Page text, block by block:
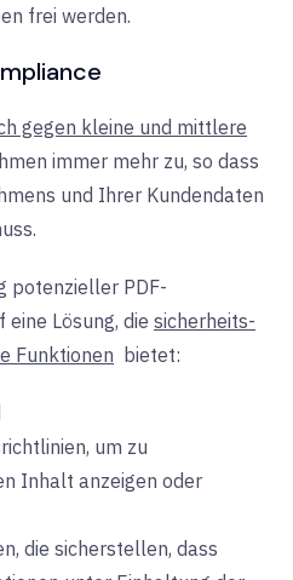
frei werden.
gegen kleine und mittlere
immer mehr zu, so dass
und Ihrer Kundendaten
potenzieller PDF-
Lösung, die sicherheits-
Funktionen bietet:
um zu
Inhalt anzeigen oder
die sicherstellen, dass